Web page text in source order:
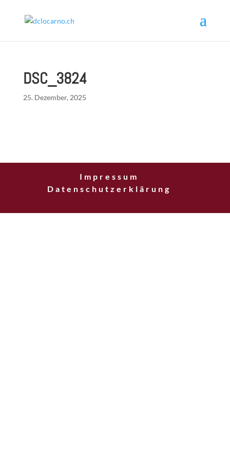
DSC_3824
25. Dezember, 2025
Impressum
Datenschutzerklärung